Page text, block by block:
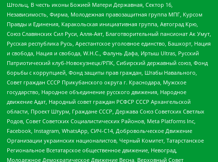
Штольц, В честь иконы Божией Матери Державная, Сектор 16,
Независимость, Фирма, Молодежная правозащитная группа МПГ, Курсом
Правды и Единения, Каракольская инициативная группа, Автоград Крю,
Союз Славянских Сил Руси, Алля-Аят, Благотворительный пансионат Ак Умут,
Русская республика Русь, Арестантское уголовное единство, Башкорт, Нация
и свобода, Нация и свобода, W.H.С., Фалунь Дафа, Иртыш Ultras, Русский
Патриотический клуб-Новокузнецк/РПК, Сибирский державный союз, Фонд
борьбы с коррупцией, Фонд защиты прав граждан, Штабы Навального,
Совет граждан СССР Прикубанского округа г. Краснодара, Мужское
государство, Народное объединение русского движения, Народное
движение Адат, Народный совет граждан РСФСР СССР Архангельской
области, Проект Штурм, Граждане СССР, Держава Союз Советских Светлых
Родов, Совет Советских Социалистических Районов, Meta Platforms Inc,
Facebook, Instagram, WhatsApp, СИЧ-С14, Добровольческое Движение
Организации украинских националистов, Черный Комитет, Татарстанское
Региональное Всетатарское общественное движение, Невоград,
Молодежное Демократическое Движение Весна, Верховный Совет